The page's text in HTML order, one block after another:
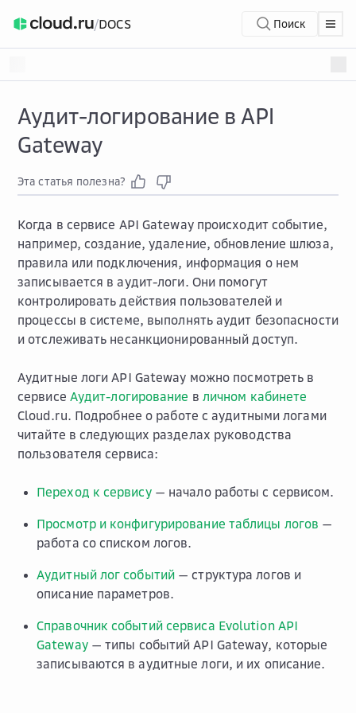
/DOCS Поиск
Аудит-логирование в API
Gateway
Эта статья полезна?
Когда в сервисе API Gateway происходит событие,
например, создание, удаление, обновление шлюза,
правила или подключения, информация о нем
записывается в аудит-логи. Они помогут
контролировать действия пользователей и
процессы в системе, выполнять аудит безопасности
и отслеживать несанкционированный доступ.
Аудитные логи API Gateway можно посмотреть в
сервисе Аудит-логирование в личном кабинете
Cloud.ru. Подробнее о работе с аудитными логами
читайте в следующих разделах руководства
пользователя сервиса:
Переход к сервису— начало работы с сервисом.
Просмотр и конфигурирование таблицы логов —
работа со списком логов.
Аудитный лог событий — структура логов и
описание параметров.
Справочник событий сервиса Evolution API
Gateway— типы событий API Gateway, которые
записываются в аудитные логи, и их описание.